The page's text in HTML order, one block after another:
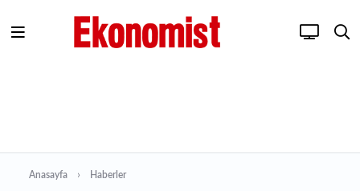
Anasayfa Haberler